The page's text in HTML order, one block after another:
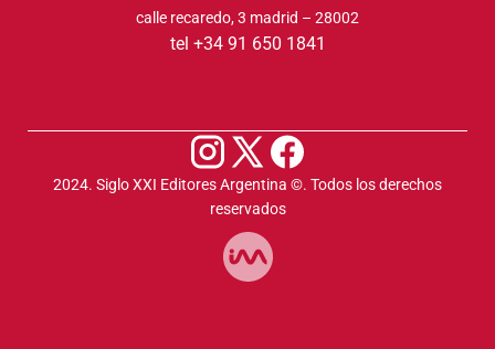
calle recaredo, 3 madrid – 28002
tel +34 91 650 1841
2024. Siglo XXI Editores Argentina ©️. Todos los derechos
reservados